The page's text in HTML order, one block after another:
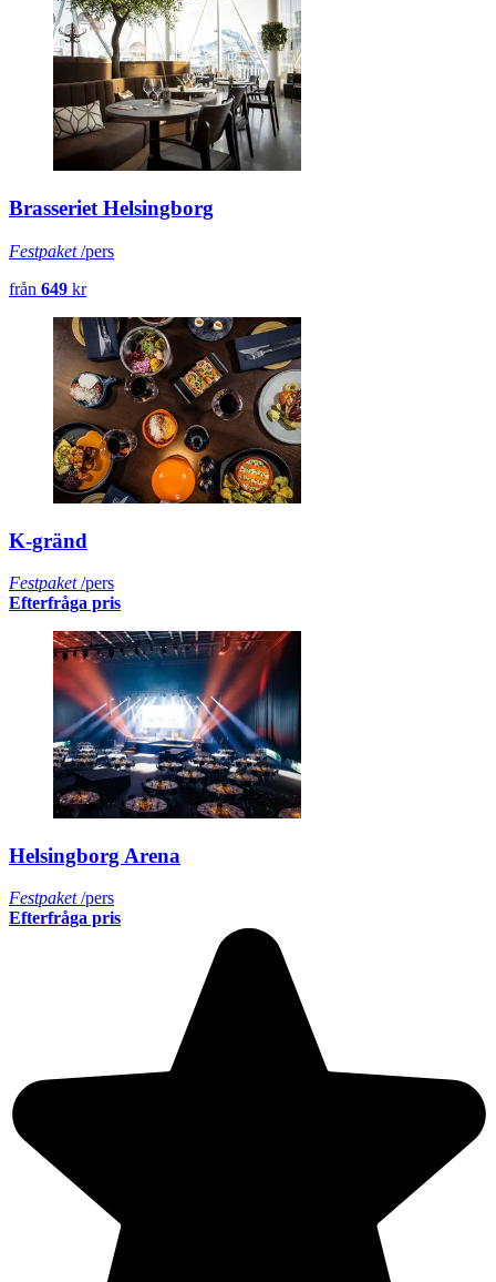
Brasseriet Helsingborg
Festpaket/pers
från 649 kr
K-gränd
Festpaket/pers
Efterfråga pris
Helsingborg Arena
Festpaket/pers
Efterfråga pris